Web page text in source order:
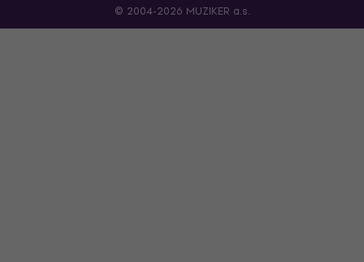
© 2004-2026 MUZIKER a.s.